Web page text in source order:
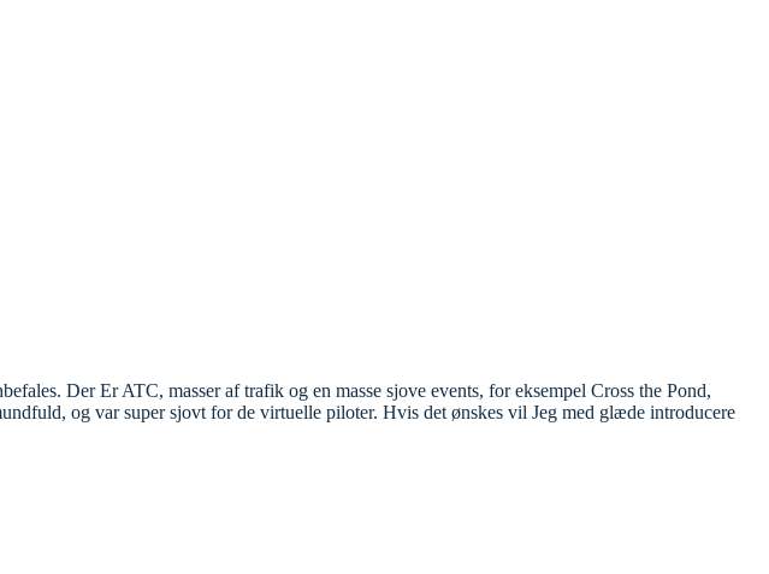
Der Er ATC, masser af trafik og en masse sjove events, for eksempel Cross the Pond,
og var super sjovt for de virtuelle piloter. Hvis det ønskes vil Jeg med glæde introducere